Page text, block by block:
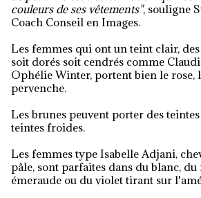
couleurs de ses vêtements", souligne
Coach Conseil en Images.
Les femmes qui ont un teint clair,
soit dorés soit cendrés comme
Ophélie Winter, portent bien le rose,
pervenche.
Les brunes peuvent porter des
teintes froides.
Les femmes type Isabelle Adjani,
pâle, sont parfaites dans du blanc,
émeraude ou du violet tirant sur